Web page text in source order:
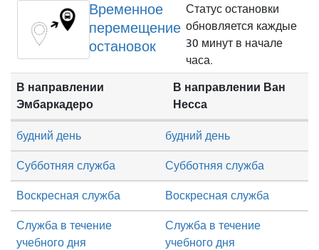
Временное
перемещение
остановок
Статус остановки
обновляется каждые
30 минут в начале
часа.
В направлении
Эмбаркадеро
В направлении Ван
Несса
Субботняя служба Субботняя служба
Воскресная служба Воскресная служба
будний день будний день
Служба в течение
учебного дня
Служба в течение
учебного дня